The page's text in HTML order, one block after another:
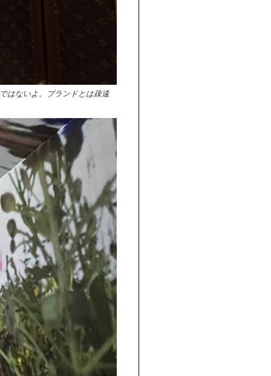
はないよ。ブランドとは疎遠